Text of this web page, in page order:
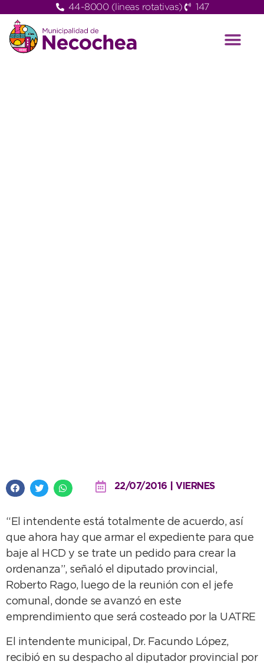
44-8000 (lineas rotativas) 147
22/07/2016 | VIERNES
“El intendente está totalmente de acuerdo, así
que ahora hay que armar el expediente para que
baje al HCD y se trate un pedido para crear la
ordenanza”, señaló el diputado provincial,
Roberto Rago, luego de la reunión con el jefe
comunal, donde se avanzó en este
emprendimiento que será costeado por la UATRE
El intendente municipal, Dr. Facundo López,
recibió en su despacho al diputador provincial por